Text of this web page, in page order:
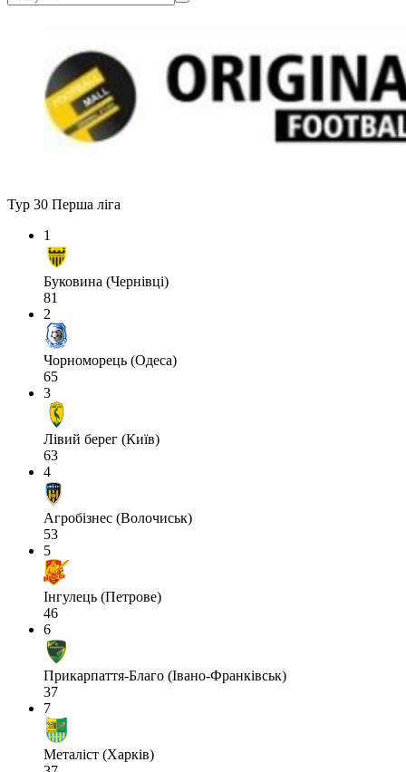
Тур 30 Перша ліга
1
Буковина (Чернівці)
81
2
Чорноморець (Одеса)
65
3
Лівий берег (Київ)
63
4
Агробізнес (Волочиськ)
53
5
Інгулець (Петрове)
46
6
Прикарпаття-Благо (Івано-Франківськ)
37
7
Металіст (Харків)